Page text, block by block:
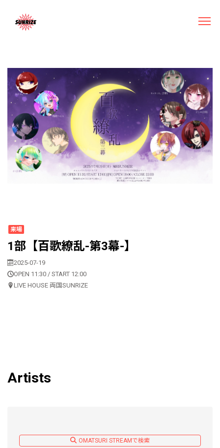
来場
1部【百歌繚乱-第3幕-】
2025-07-19
OPEN 11:30 / START 12:00
LIVE HOUSE 両国SUNRIZE
Artists
OMATSURI STREAMで検索